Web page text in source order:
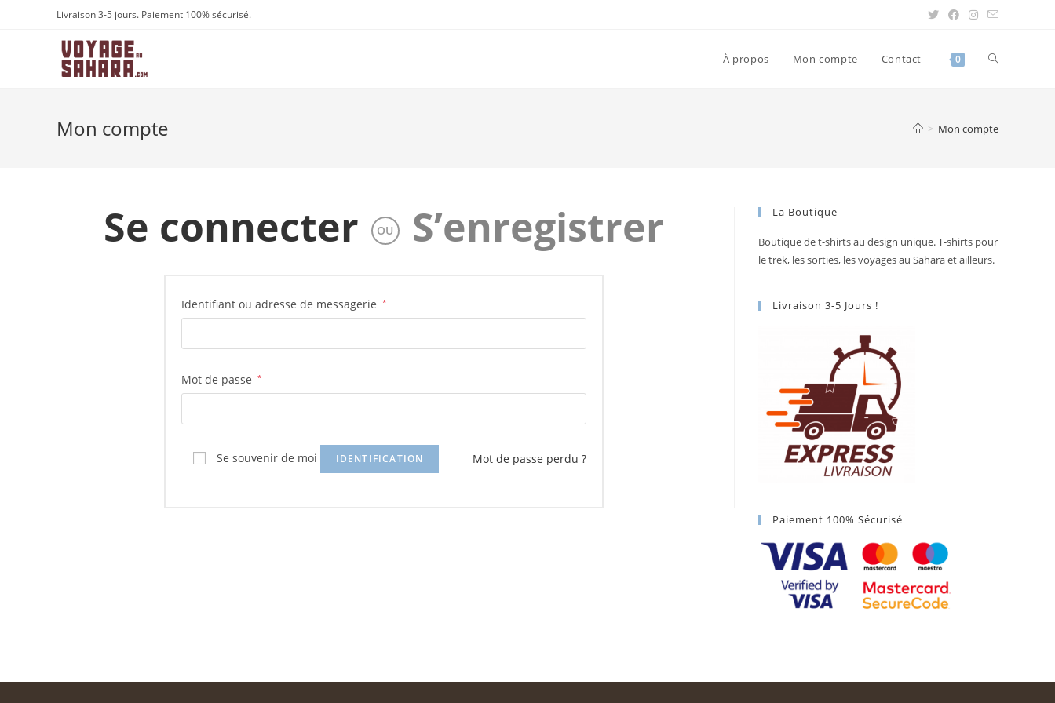
Livraison 3-5 jours. Paiement 100% sécurisé.
À propos Mon compte Contact 0
Mon compte > Mon compte
Se connecter OU S’enregistrer
Identifiant ou adresse de messagerie *
Mot de passe *
Se souvenir de moi IDENTIFICATION Mot de passe perdu ?
La Boutique
Boutique de t-shirts au design unique. T-shirts pour
le trek, les sorties, les voyages au Sahara et ailleurs.
Livraison 3-5 Jours !
Paiement 100% Sécurisé